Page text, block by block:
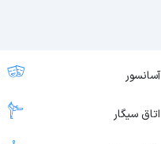
آسانسور
اتاق سیگار